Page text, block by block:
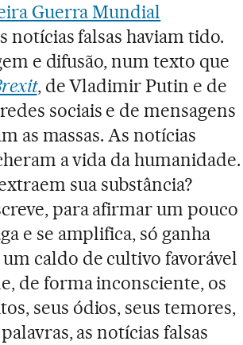
Guerra Mundial
notícias falsas haviam tido.
e difusão, num texto que
, de Vladimir Putin e de
sociais e de mensagens
as massas. As notícias
a vida da humanidade.
sua substância?
para afirmar um pouco
e se amplifica, só ganha
caldo de cultivo favorável
de forma inconsciente, os
seus ódios, seus temores,
as notícias falsas